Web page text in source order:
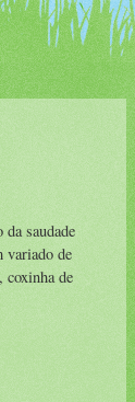
saudade
variado de
coxinha de